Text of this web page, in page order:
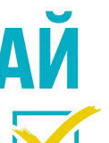
тілшісі.